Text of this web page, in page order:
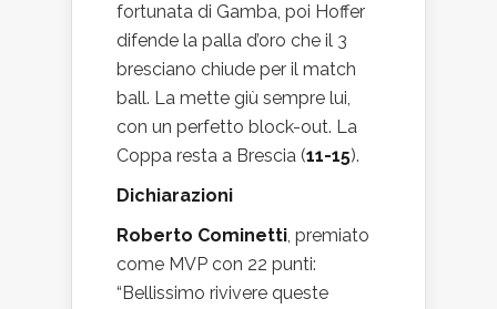
fortunata di Gamba, poi Hoffer
difende la palla d’oro che il 3
bresciano chiude per il match
ball. La mette giù sempre lui,
con un perfetto block-out. La
Coppa resta a Brescia (11-15).
Dichiarazioni
Roberto Cominetti, premiato
come MVP con 22 punti:
“Bellissimo rivivere queste